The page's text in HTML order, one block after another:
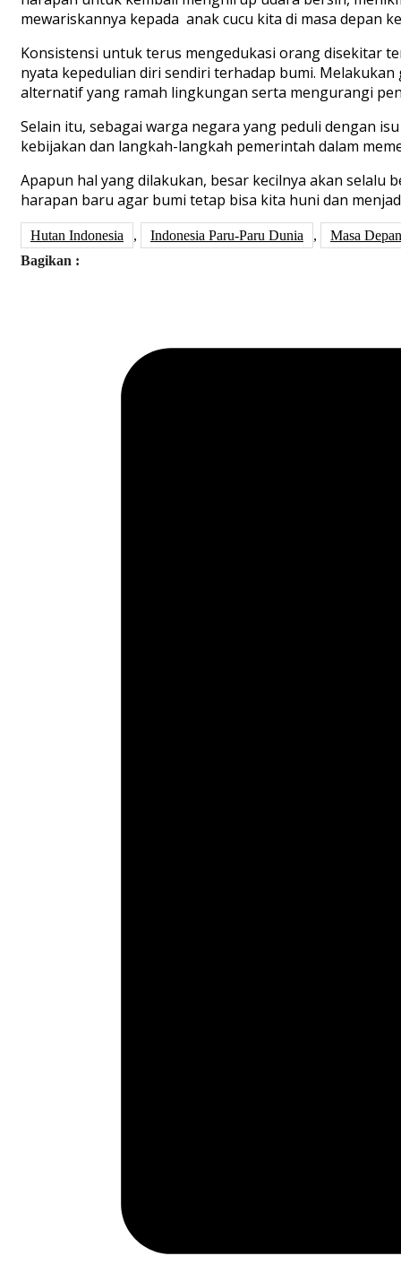
mewariskannya kepada anak cucu kita di masa depan
Konsistensi untuk terus mengedukasi orang disekitar
nyata kepedulian diri sendiri terhadap bumi.
alternatif yang ramah lingkungan serta mengurangi
Selain itu, sebagai warga negara yang peduli dengan
kebijakan dan langkah-langkah pemerintah dalam
Apapun hal yang dilakukan, besar kecilnya akan selalu
harapan baru agar bumi tetap bisa kita huni dan
Hutan Indonesia , Indonesia Paru-Paru Dunia ,
Masa
Bagikan :